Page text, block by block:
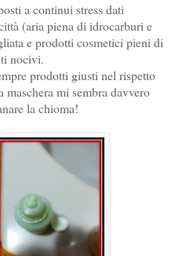
a continui stress dati
(aria piena di idrocarburi e
e prodotti cosmetici pieni di
nocivi.
prodotti giusti nel rispetto
maschera mi sembra davvero
la chioma!